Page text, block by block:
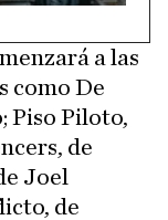
a las
como De
Piso Piloto,
de
Joel
de